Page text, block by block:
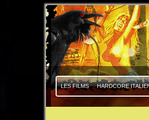
LES FILMS HARDCORE